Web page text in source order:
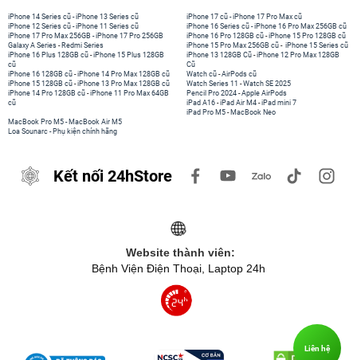
iPhone 14 Series cũ -iPhone 13 Series cũ
iPhone 12 Series cũ -iPhone 11 Series cũ
iPhone 17 Pro Max 256GB -iPhone 17 Pro 256GB
Galaxy A Series - Redmi Series
iPhone 17 cũ -iPhone 17 Pro Max cũ
iPhone 16 Series cũ - iPhone 16 Pro Max 256GB cũ
iPhone 16 Pro 128GB cũ -iPhone 15 Pro 128GB cũ
iPhone 15 Pro Max 256GB cũ - iPhone 15 Series cũ
iPhone 16 Plus 128GB cũ -iPhone 15 Plus 128GB
cũ
iPhone 16 128GB cũ -iPhone 14 Pro Max 128GB cũ
iPhone 15 128GB cũ -iPhone 13 Pro Max 128GB cũ
iPhone 14 Pro 128GB cũ -iPhone 11 Pro Max 64GB
cũ
iPhone 13 128GB Cũ -iPhone 12 Pro Max 128GB
Cũ
Watch cũ -AirPods cũ
Watch Series 11 -Watch SE 2025
Pencil Pro 2024 -Apple AirPods
iPad A16 -iPad Air M4 -iPad mini 7
iPad Pro M5 - MacBook Neo
MacBook Pro M5 - MacBook Air M5
Loa Sounarc - Phụ kiện chính hãng
Kết nối 24hStore
Website thành viên:
Bệnh Viện Điện Thoại, Laptop 24h
Liên hệ